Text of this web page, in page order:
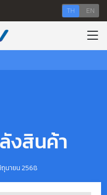
TH EN
งสินค้า
นายน 2568